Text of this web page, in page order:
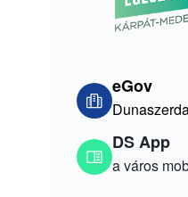
eGov
DS App
a város